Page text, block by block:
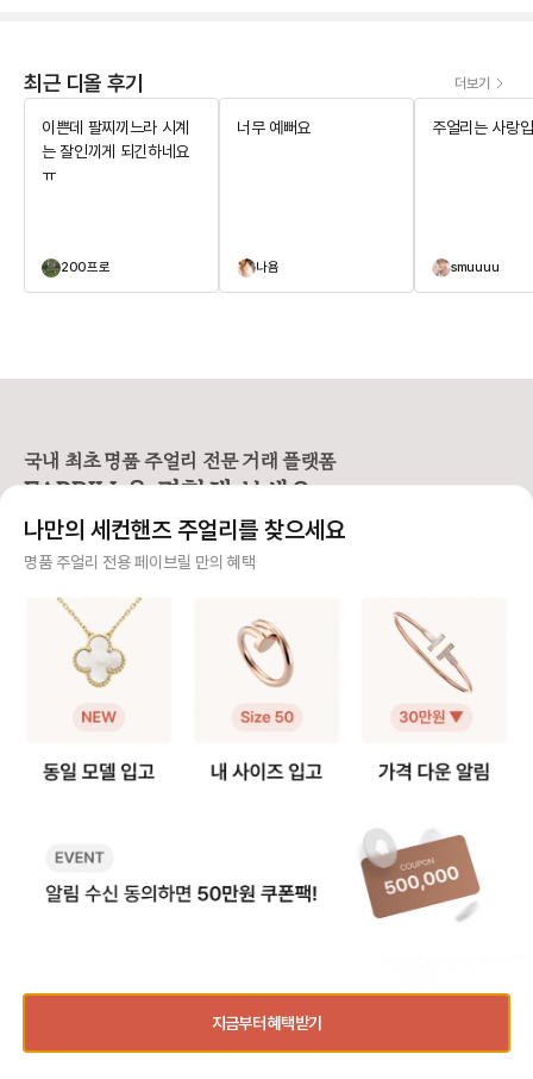
최근 디올 후기 더보기
이쁜데 팔찌끼느라 시계
는 잘인끼게 되긴하네요
ㅠ
200프로
너무 예뻐요
나욤
주얼리는 사랑
smuuuu
국내 최초 명품 주얼리 전문 거래 플랫폼
FABRILL을 경험해 보세요.
사기 걱정 없는 안전 결제
니면 반환해 드려요.
주얼리 전문 이중 검수
주얼리 검수에 특화된 페이브릴 검수팀과 전문 감정사가 컨디션 및 정품 여부를 철저하고 꼼꼼하
게 확인해요.
주얼리 전문 지식을 토대로 사이즈, 가격대 등 주얼리를 거래하며 궁금할 수 있는 내용에 대한 밀
빠르고 확실한 물품 이동 과정
최적화된 검수 시스템으로 빠르고 효율적으로 물품이 이동될 뿐만 아니라, 이동 과정마다 알림톡
및 이미지로 확실하게 안내해 드려요.
바로 구매하기
나만의 세컨핸즈 주얼리를 찾으세요
명품 주얼리 전용 페이브릴 만의 혜택
지금부터 혜택받기